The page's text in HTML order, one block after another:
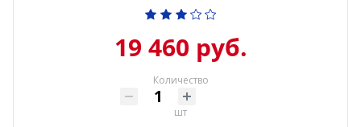
19 460 руб.
Количество
шт